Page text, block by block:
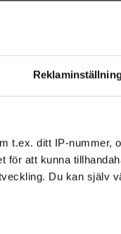
t.ex. ditt IP-nummer,
att kunna
Du kan själv